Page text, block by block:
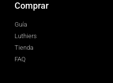
Comprar
Guía
Luthiers
Tienda
FAQ